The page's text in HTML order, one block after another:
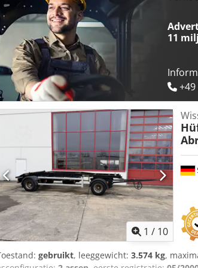
11
1 / 10
gebruikt, leeggewicht: 3.574 kg,